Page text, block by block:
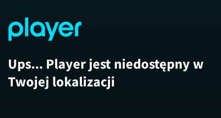
Ups... Player jest niedostępny w
Twojej lokalizacji